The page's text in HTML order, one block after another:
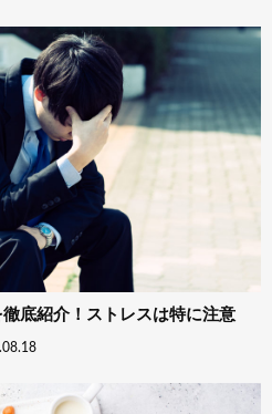
底紹介！ストレスは特に注意